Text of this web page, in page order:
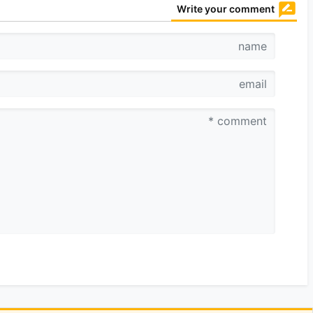
Write your comment